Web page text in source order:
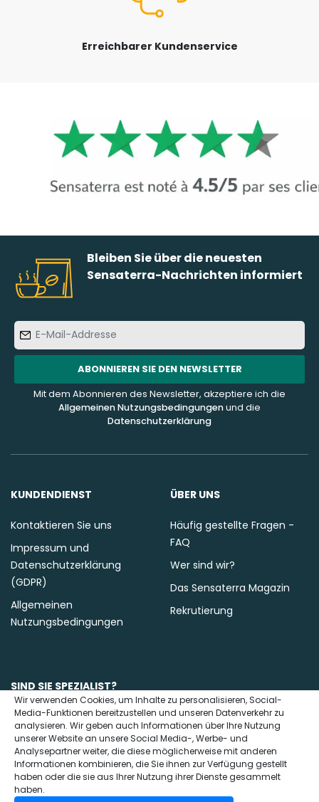
Erreichbarer Kundenservice
Bleiben Sie über die neuesten
Sensaterra-Nachrichten informiert
Mail-
Addresse
ABONNIEREN SIE DEN NEWSLETTER
Mit dem Abonnieren des Newsletter, akzeptiere ich die
Allgemeinen Nutzungsbedingungenund die
Datenschutzerklärung
KUNDENDIENST
Kontaktieren Sie uns
Impressum und
Datenschutzerklärung
(GDPR)
Allgemeinen
Nutzungsbedingungen
ÜBER UNS
Häufig gestellte Fragen -
FAQ
Wer sind wir?
Das Sensaterra Magazin
Rekrutierung
SIND SIE SPEZIALIST?
Kontaktieren Sie uns
Wir verwenden Cookies, um Inhalte zu personalisieren, Social-
Media-Funktionen bereitzustellen und unseren Datenverkehr zu
analysieren. Wir geben auch Informationen über Ihre Nutzung
unserer Website an unsere Social Media-, Werbe- und
Analysepartner weiter, die diese möglicherweise mit anderen
Informationen kombinieren, die Sie ihnen zur Verfügung gestellt
haben oder die sie aus Ihrer Nutzung ihrer Dienste gesammelt
haben.